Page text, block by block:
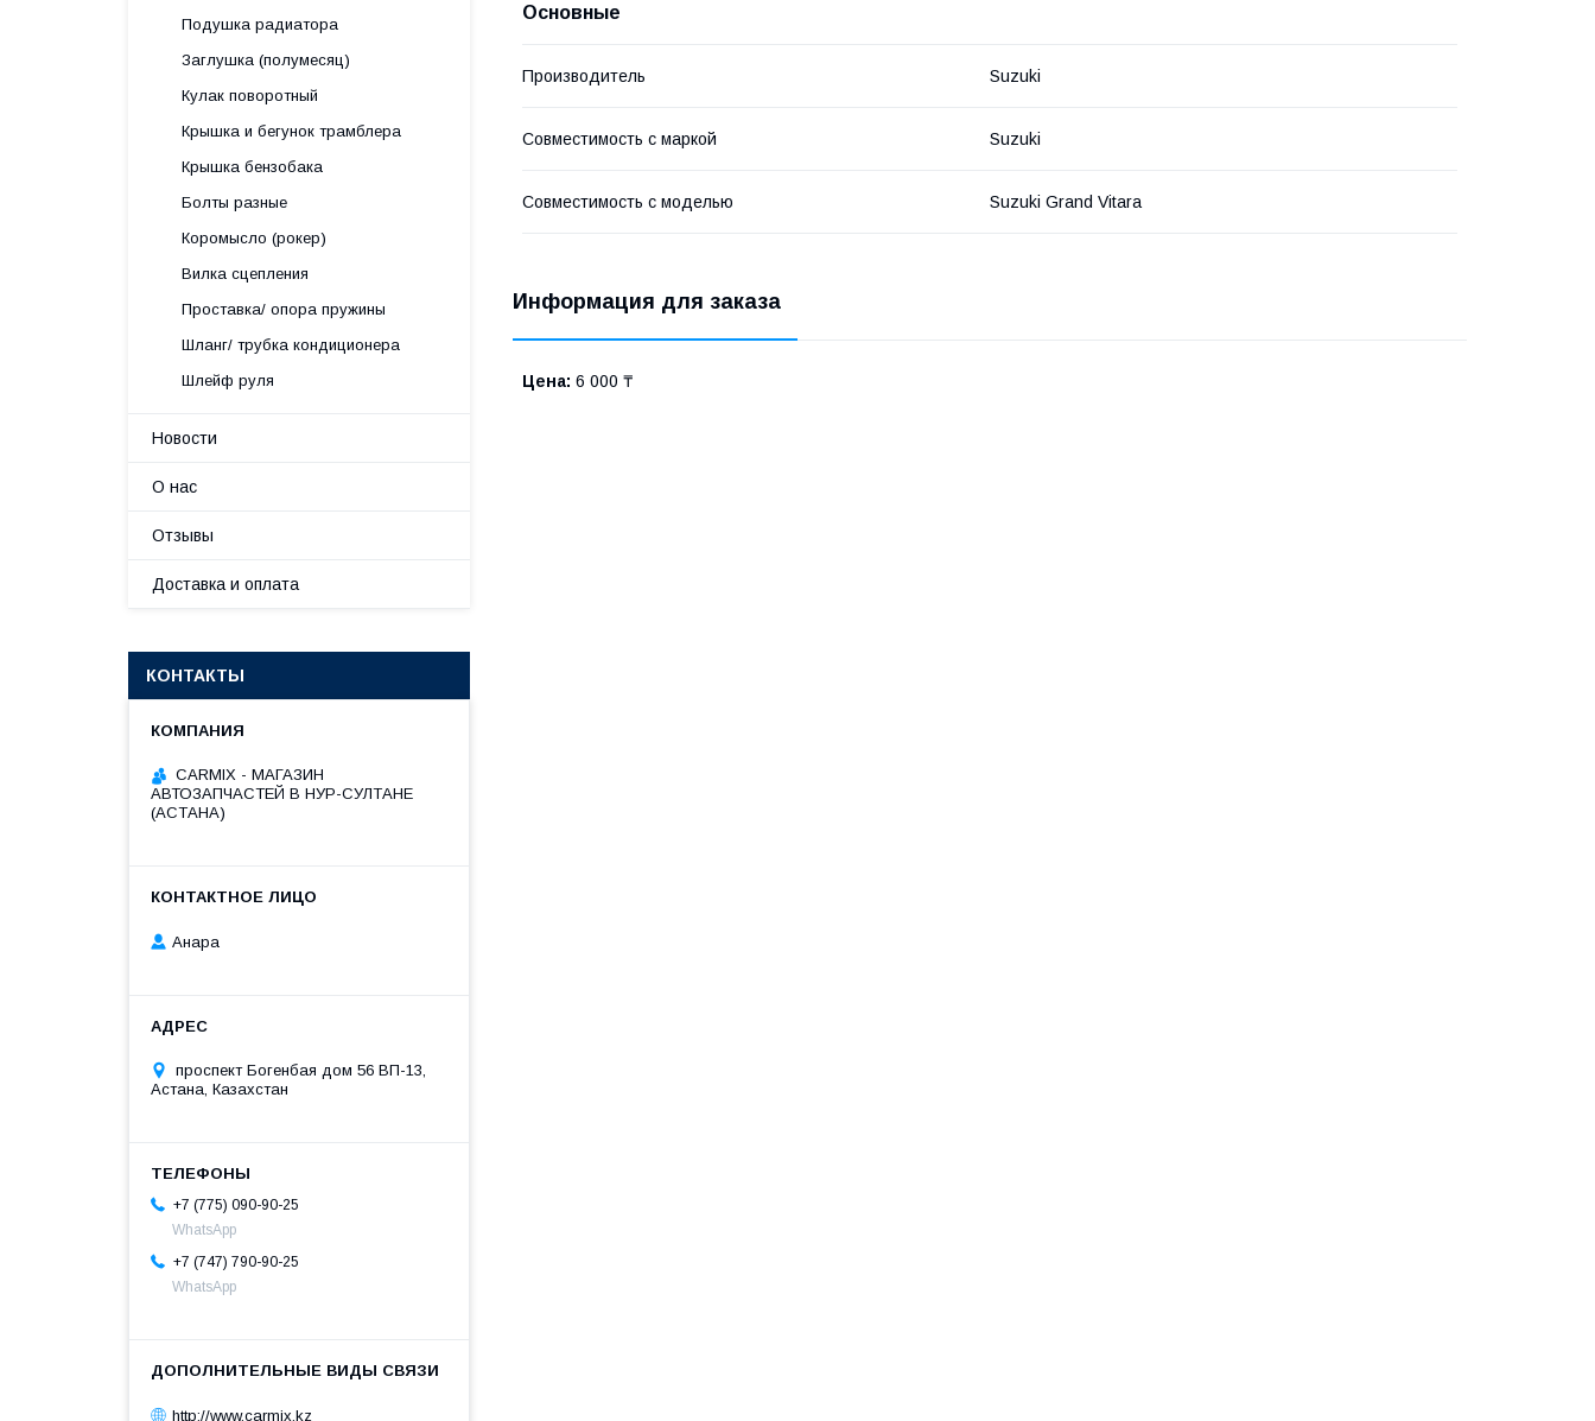
Основные
Производитель Suzuki
Совместимость с маркой Suzuki
Совместимость с моделью Suzuki Grand Vitara
Информация для заказа
Цена: 6 000 ₸
Подушка радиатора
Заглушка (полумесяц)
Кулак поворотный
Крышка и бегунок трамблера
Крышка бензобака
Болты разные
Коромысло (рокер)
Вилка сцепления
Проставка/ опора пружины
Шланг/ трубка кондиционера
Шлейф руля
Новости
О нас
Отзывы
Доставка и оплата
КОНТАКТЫ
СARMIX - МАГАЗИН
АВТОЗАПЧАСТЕЙ В НУР-СУЛТАНЕ
(АСТАНА)
Анара
проспект Богенбая дом 56 ВП-13,
Астана, Казахстан
+7 (775) 090-90-25
WhatsApp
+7 (747) 790-90-25
WhatsApp
http://www.carmix.kz